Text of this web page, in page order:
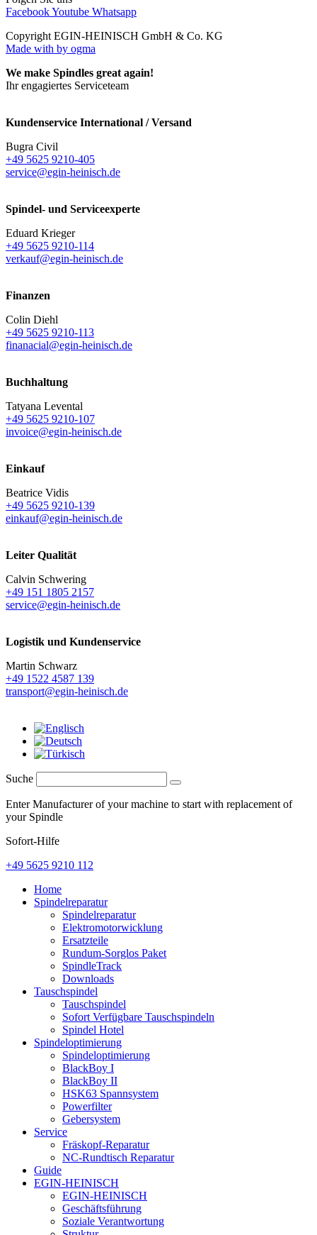
FacebookYoutube Whatsapp
Copyright EGIN-HEINISCH GmbH & Co. KG
Made with by ogma
We make Spindles great again!
Ihr engagiertes Serviceteam
Kundenservice International / Versand
Bugra Civil
+49 5625 9210-405
service@egin-heinisch.de
Spindel- und Serviceexperte
Eduard Krieger
+49 5625 9210-114
verkauf@egin-heinisch.de
Finanzen
Colin Diehl
+49 5625 9210-113
finanacial@egin-heinisch.de
Buchhaltung
Tatyana Levental
+49 5625 9210-107
invoice@egin-heinisch.de
Einkauf
Beatrice Vidis
+49 5625 9210-139
einkauf@egin-heinisch.de
Leiter Qualität
Calvin Schwering
+49 151 1805 2157
service@egin-heinisch.de
Logistik und Kundenservice
Martin Schwarz
+49 1522 4587 139
transport@egin-heinisch.de
Suche
Enter Manufacturer of your machine to start with replacement of
your Spindle
Sofort-Hilfe
+49 5625 9210 112
Home
Spindelreparatur
Spindelreparatur
Elektromotorwicklung
Ersatzteile
Rundum-Sorglos Paket
SpindleTrack
Downloads
Tauschspindel
Tauschspindel
Sofort Verfügbare Tauschspindeln
Spindel Hotel
Spindeloptimierung
Spindeloptimierung
BlackBoy I
BlackBoy II
HSK63 Spannsystem
Powerfilter
Gebersystem
Service
Fräskopf-Reparatur
NC-Rundtisch Reparatur
Guide
EGIN-HEINISCH
EGIN-HEINISCH
Geschäftsführung
Soziale Verantwortung